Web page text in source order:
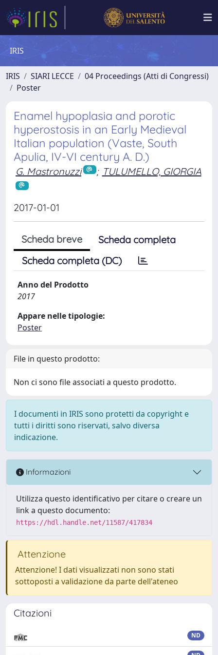
IRIS
IRIS SIARI LECCE
04 Proceedings (Atti di Congressi)
Poster
Enamel hypoplasia and porotic
hyperostosis in an Early Medieval
Italian population (Vaste, South
Apulia, IV-VI century A. D.)
G. Mastronuzzi ; TULUMELLO, GIORGIA
2017-01-01
Scheda breve
Scheda completa
Scheda completa (DC)
Anno del Prodotto
2017
Appare nelle tipologie:
Poster
File in questo prodotto:
Non ci sono file associati a questo prodotto.
I documenti in IRIS sono protetti da copyright e
tutti i diritti sono riservati, salvo diversa
indicazione.
Informazioni
Utilizza questo identificativo per citare o creare un
link a questo documento:
https://hdl.handle.net/11587/417834
Attenzione
Attenzione! I dati visualizzati non sono stati
sottoposti a validazione da parte dell'ateneo
Citazioni
ND